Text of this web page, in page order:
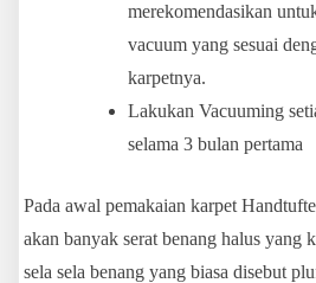
merekomendasikan
vacuum yang sesuai
karpetnya.
Lakukan Vacuuming
selama 3 bulan pertama
Pada awal pemakaian karpet
akan banyak serat benang halus yang
sela sela benang yang biasa disebut